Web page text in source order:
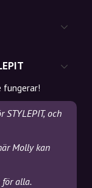
fungerar!
och
Molly kan
alla.